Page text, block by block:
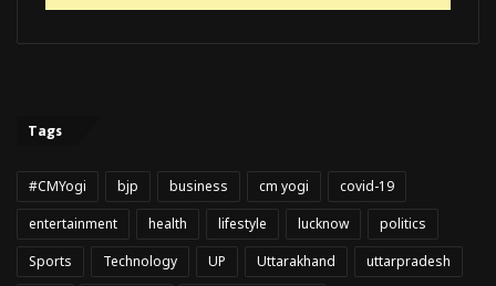
Tags
#CMYogi bjp business cm yogi
covid-19
entertainment
health lifestyle lucknow
politics
Sports
Technology UP Uttarakhand uttarpradesh